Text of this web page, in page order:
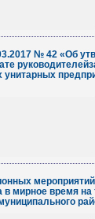
№ 42 «Об
в мирное время